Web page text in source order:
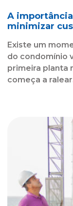
A
minimizar
Existe um
do condomínio
primeira planta
começa a